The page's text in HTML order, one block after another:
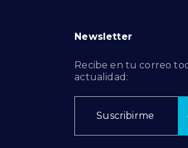
Newsletter
Recibe en tu correo
actualidad:
Suscribirme